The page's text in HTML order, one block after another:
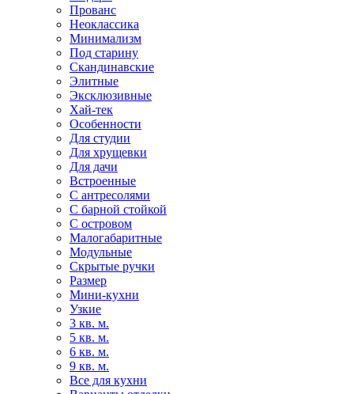
Прованс
Неоклассика
Минимализм
Под старину
Скандинавские
Элитные
Эксклюзивные
Хай-тек
Особенности
Для студии
Для хрущевки
Для дачи
Встроенные
С антресолями
С барной стойкой
С островом
Малогабаритные
Модульные
Скрытые ручки
Размер
Мини-кухни
Узкие
3 кв. м.
5 кв. м.
6 кв. м.
9 кв. м.
Все для кухни